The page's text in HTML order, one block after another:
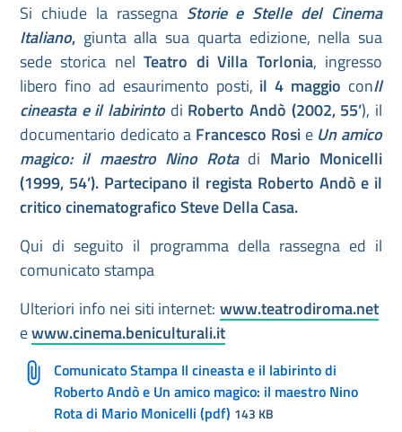
Si chiude la rassegnaStorie e Stelle del Cinema
Italiano, giunta alla sua quarta edizione, nella sua
sede storica nelTeatro di Villa Torlonia, ingresso
libero fino ad esaurimento posti, il 4 maggio conIl
cineasta e il labirinto di Roberto Andò (2002, 55’), il
documentario dedicato a Francesco Rosie Un amico
magico: il maestro Nino Rota di Mario Monicelli
(1999, 54’). Partecipano il regista Roberto Andò e il
critico cinematografico Steve Della Casa.
Qui di seguito il programma della rassegna ed il
comunicato stampa
Ulteriori info nei siti internet: www.teatrodiroma.net
ewww.cinema.beniculturali.it
Comunicato Stampa Il cineasta e il labirinto di
Roberto Andò e Un amico magico: il maestro Nino
Rota di Mario Monicelli (pdf) 143 KB